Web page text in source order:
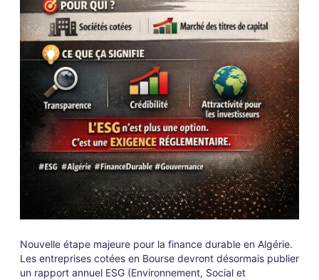
Nouvelle étape majeure pour la finance durable en Algérie.
Les entreprises cotées en Bourse devront désormais publier
un rapport annuel ESG (Environnement, Social et